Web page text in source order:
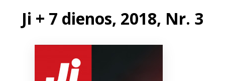
Leidiniai
Ji + 7 dienos, 2018, Nr. 3